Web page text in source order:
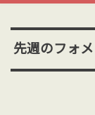
先週のフォメ